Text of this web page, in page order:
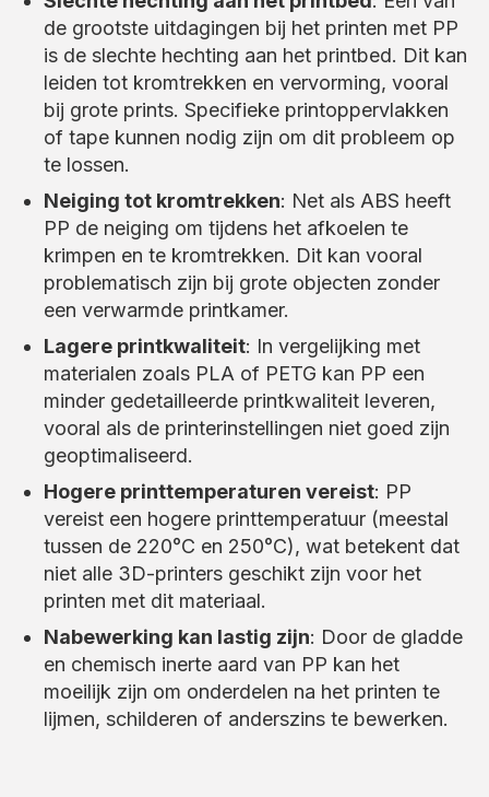
de grootste uitdagingen bij het printen met PP
is de slechte hechting aan het printbed. Dit kan
leiden tot kromtrekken en vervorming, vooral
bij grote prints. Specifieke printoppervlakken
of tape kunnen nodig zijn om dit probleem op
te lossen.
Neiging tot kromtrekken: Net als ABS heeft
PP de neiging om tijdens het afkoelen te
krimpen en te kromtrekken. Dit kan vooral
problematisch zijn bij grote objecten zonder
een verwarmde printkamer.
Lagere printkwaliteit: In vergelijking met
materialen zoals PLA of PETG kan PP een
minder gedetailleerde printkwaliteit leveren,
vooral als de printerinstellingen niet goed zijn
geoptimaliseerd.
Hogere printtemperaturen vereist: PP
vereist een hogere printtemperatuur (meestal
tussen de 220°C en 250°C), wat betekent dat
niet alle 3D-printers geschikt zijn voor het
printen met dit materiaal.
Nabewerking kan lastig zijn: Door de gladde
en chemisch inerte aard van PP kan het
moeilijk zijn om onderdelen na het printen te
lijmen, schilderen of anderszins te bewerken.